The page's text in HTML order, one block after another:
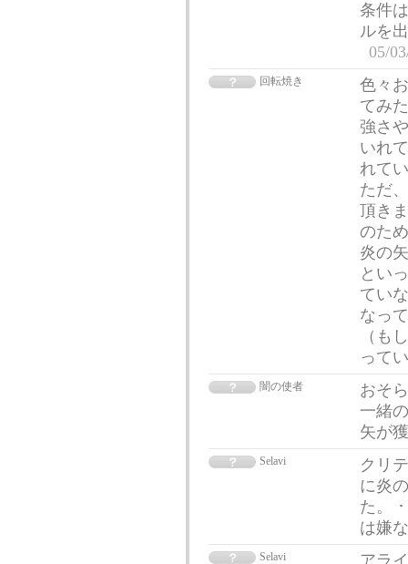
条件
ルを
05/
回転焼き
色々
てみ
強さ
いれ
れて
ただ
頂き
のた
炎の
とい
てい
なっ
（も
って
闇の使者
おそ
一緒
矢が
Selavi
クリ
に炎
た。
は嫌
Selavi
アラ